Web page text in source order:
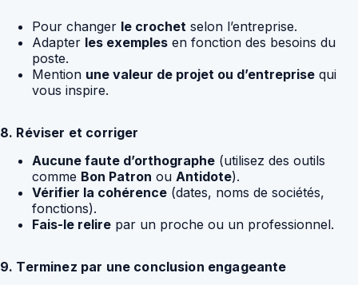
Pour changer le crochet selon l’entreprise.
Adapter les exemples en fonction des besoins du
poste.
Mention une valeur de projet ou d’entreprise qui
vous inspire.
8. Réviser et corriger
Aucune faute d’orthographe (utilisez des outils
comme Bon Patron ou Antidote).
Vérifier la cohérence (dates, noms de sociétés,
fonctions).
Fais-le relire par un proche ou un professionnel.
9. Terminez par une conclusion engageante